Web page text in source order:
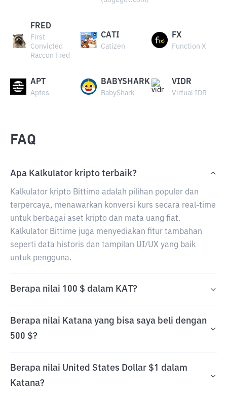
FRED
First
Convicted
Raccon Fred
CATI
Catizen
FX
Function X
APT
Aptos
BABYSHARK
BabyShark
VIDR
Virtual IDR
FAQ
Apa Kalkulator kripto terbaik?
Kalkulator kripto Bittime adalah pilihan populer dan
terpercaya, menawarkan konversi kurs secara real-time
untuk berbagai aset kripto dan mata uang fiat.
Kalkulator Bittime juga menyediakan fitur tambahan
seperti data historis dan tampilan UI/UX yang baik
untuk pengguna.
Berapa nilai 100 $ dalam KAT?
Berapa nilai Katana yang bisa saya beli dengan
500 $?
Berapa nilai United States Dollar $1 dalam
Katana?